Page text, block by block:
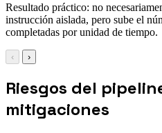
Resultado práctico: no
instrucción aislada, pero sube el
completadas por unidad de tiempo.
‹ ›
Riesgos del
mitigaciones